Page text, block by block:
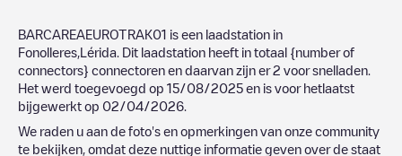
BARCAREAEUROTRAK01 is een laadstation in
Fonolleres Lérida . Dit laadstation heeft in totaal {number of
connectors} connectoren en daarvan zijn er2 voor snelladen.
Het werd toegevoegd op 15/08/2025 en is voor hetlaatst
bijgewerkt op 02/04/2026
We raden u aan de foto's en opmerkingen van onze community
te bekijken, omdat deze nuttige informatie geven over de staat